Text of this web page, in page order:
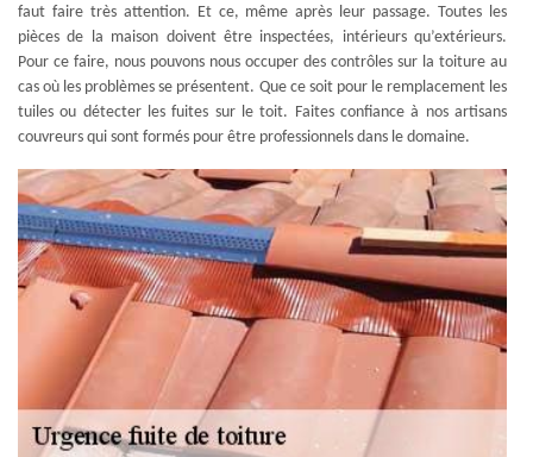
faut faire très attention. Et ce, même après leur passage. Toutes les
pièces de la maison doivent être inspectées, intérieurs qu’extérieurs.
Pour ce faire, nous pouvons nous occuper des contrôles sur la toiture au
cas où les problèmes se présentent. Que ce soit pour le remplacement les
tuiles ou détecter les fuites sur le toit. Faites confiance à nos artisans
couvreurs qui sont formés pour être professionnels dans le domaine.